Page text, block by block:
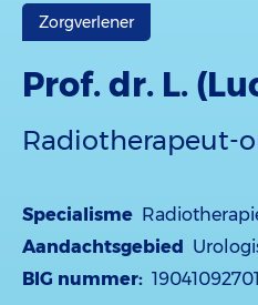
Zorgverlener
Prof. dr. L.
Radiotherapeut-
Specialisme
Aandachtsgebied
BIG nummer: 19041092701